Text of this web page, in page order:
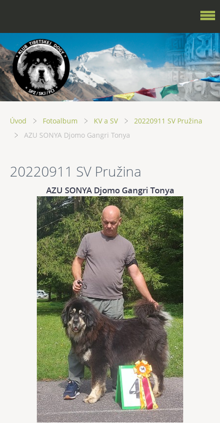
Úvod Fotoalbum KV a SV
20220911 SV Pružina
AZU SONYA Djomo Gangri Tonya
20220911 SV Pružina
AZU SONYA Djomo Gangri Tonya